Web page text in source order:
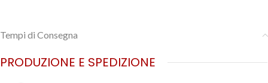
Tempi di Consegna
PRODUZIONE E SPEDIZIONE